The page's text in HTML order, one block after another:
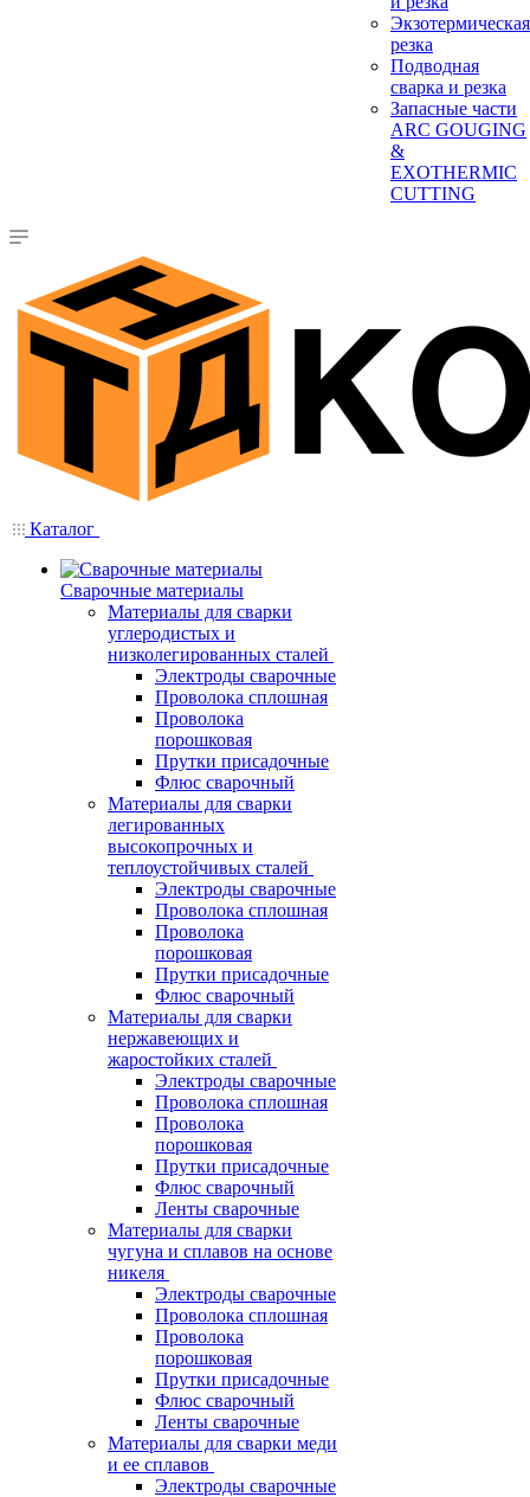
Экзотермическая
резка
Подводная
сварка и резка
Запасные части
ARC GOUGING
&
EXOTHERMIC
CUTTING
Каталог
Сварочные материалы
Материалы для сварки
углеродистых и
низколегированных сталей
Электроды сварочные
Проволока сплошная
Проволока
порошковая
Прутки присадочные
Флюс сварочный
Материалы для сварки
легированных
высокопрочных и
теплоустойчивых сталей
Электроды сварочные
Проволока сплошная
Проволока
порошковая
Прутки присадочные
Флюс сварочный
Материалы для сварки
нержавеющих и
жаростойких сталей
Электроды сварочные
Проволока сплошная
Проволока
порошковая
Прутки присадочные
Флюс сварочный
Ленты сварочные
Материалы для сварки
чугуна и сплавов на основе
никеля
Электроды сварочные
Проволока сплошная
Проволока
порошковая
Прутки присадочные
Флюс сварочный
Ленты сварочные
Материалы для сварки меди
и ее сплавов
Электроды сварочные